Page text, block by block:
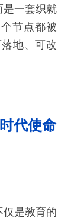
一套织就
节点都被
地、可改
代使命
是教育的